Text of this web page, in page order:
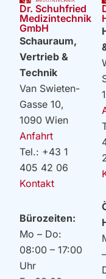
Dr. Schuhfried
Medizintechnik
GmbH
Schauraum,
Vertrieb &
Technik
Van Swieten-
Gasse 10,
1090 Wien
Anfahrt
Tel.: +43 1
405 42 06
Kontakt
Bürozeiten:
Mo – Do:
08:00 – 17:00
Uhr